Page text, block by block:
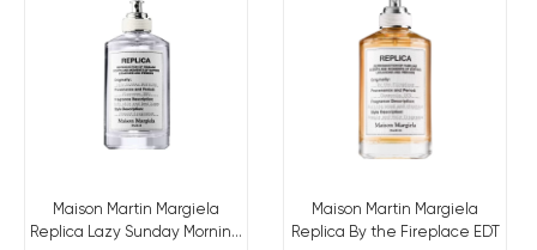
Maison Martin Margiela
Replica Lazy Sunday Morning
Maison Martin Margiela
Replica By the Fireplace EDT